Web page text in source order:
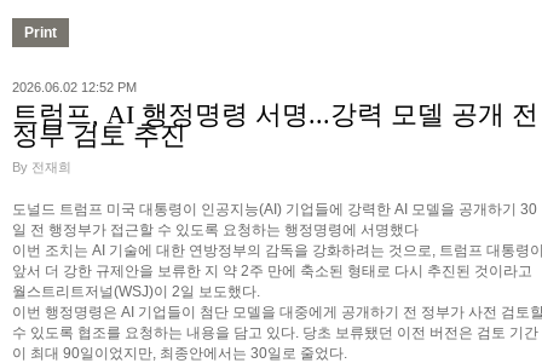
2026.06.02 12:52 PM
트럼프, AI 행정명령 서명...강력 모델 공개 전
정부 검토 추진
By 전재희
도널드 트럼프 미국 대통령이 인공지능(AI) 기업들에 강력한 AI 모델을 공개하기 30
일 전 행정부가 접근할 수 있도록 요청하는 행정명령에 서명했다
이번 조치는 AI 기술에 대한 연방정부의 감독을 강화하려는 것으로, 트럼프 대통령
앞서 더 강한 규제안을 보류한 지 약 2주 만에 축소된 형태로 다시 추진된 것이라고
월스트리트저널(WSJ)이 2일 보도했다.
이번 행정명령은 AI 기업들이 첨단 모델을 대중에게 공개하기 전 정부가 사전 검토
수 있도록 협조를 요청하는 내용을 담고 있다. 당초 보류됐던 이전 버전은 검토 기간
이 최대 90일이었지만, 최종안에서는 30일로 줄었다.